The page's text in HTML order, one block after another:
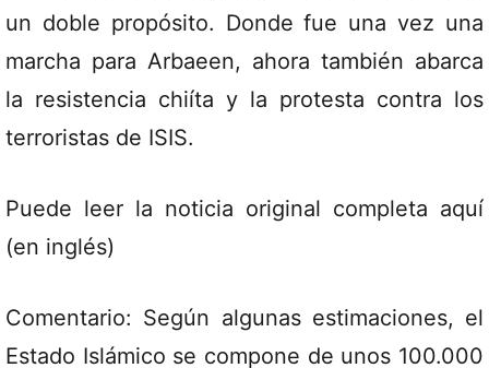
un doble propósito. Donde fue una vez una
marcha para Arbaeen, ahora también abarca
la resistencia chiíta y la protesta contra los
terroristas de ISIS.
Puede leer la noticia original completa aquí
(en inglés)
Comentario: Según algunas estimaciones, el
Estado Islámico se compone de unos 100.000